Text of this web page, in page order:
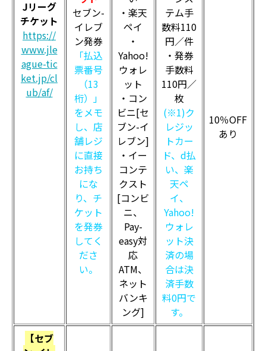
Jリーグ
チケット
https://
www.jle
ague-tic
ket.jp/cl
ub/af/
セブン-
イレブ
ン発券
「払込
票番号
（13
桁）」
をメモ
し、店
舗レジ
に直接
お持ち
にな
り、チ
ケット
を発券
してく
ださ
い。
・楽天
ペイ
・
Yahoo!
ウォレ
ット
・コン
ビニ[セ
ブン-イ
レブン]
・イー
コンテ
クスト
[コンビ
ニ、
Pay-
easy対
応
ATM、
ネット
バンキ
ング]
テム手
数料110
円／件
・発券
手数料
110円／
枚
(※1)ク
レジッ
トカー
ド、d払
い、楽
天ペ
イ、
Yahoo!
ウォレ
ット決
済の場
合は決
済手数
料0円で
す。
10％OFF
あり
【セブ